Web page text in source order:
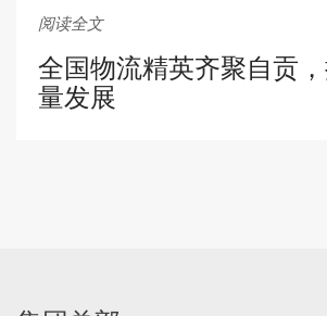
阅读全文
全国物流精英齐聚自贡
量发展